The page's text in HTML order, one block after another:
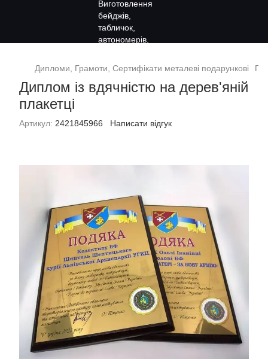
Дипломи, Грамоти, Сертифікати металеві подарункові
Диплом із вдячністю на дерев'яній
плакетці
Артикул: 2421845966 Написати відгук